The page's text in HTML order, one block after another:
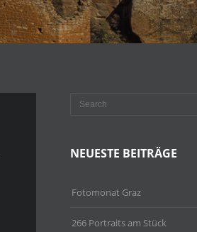
NEUESTE BEITRÄGE
Fotomonat Graz
266 Portraits am Stück